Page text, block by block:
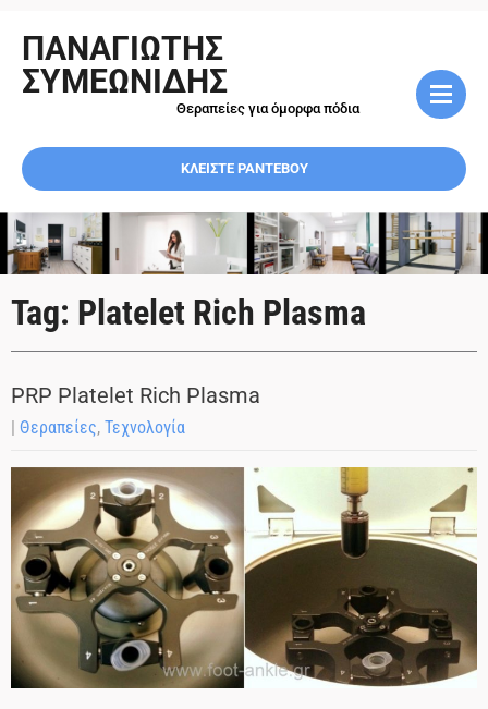
ΠΑΝΑΓΙΩΤΗΣ
ΣΥΜΕΩΝΙΔΗΣ
Θεραπείες για όμορφα πόδια
ΚΛΕΙΣΤΕ ΡΑΝΤΕΒΟΥ
Tag: Platelet Rich Plasma
PRP Platelet Rich Plasma
Θεραπείες, Τεχνολογία